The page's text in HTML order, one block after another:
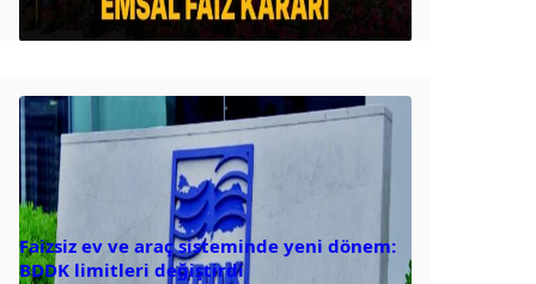
Faizsiz ev ve araç sisteminde yeni dönem:
BDDK limitleri değiştirdi